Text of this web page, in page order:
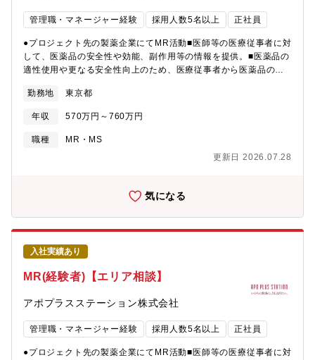
管理職・マネージャー経験 採用人数5名以上 正社員
●プロジェクト先の製薬企業にてMR活動■医師等の医療従事者に対
して、医薬品の安全性や効能、副作用等の情報を提供。■医薬品の
適性使用や更なる安全性向上のため、医療従事者から医薬品の情
外資系大手製薬メーカーや海外大手の日本スタートアップなど多
彩【当社の魅力】■業界リーディングカンパニーとしてオンコロジ
ー・免疫・神経系など、スペシャリティ領域のプロジェクト数も
豊富■製薬メーカー出身でMR育成のスペシャリストを揃え、専門
とした専門領域講師陣による研修制度が充実・APS
プログラムあり）・APS STUDY PLUS for MR、医療経営士の資
格取得支援等のビジネスコース（医療業界の知識習得也最新情報
のアップデート）・APS SKILL CAMP（MRとして必要なスキル
の習得）■将来的にクオール薬局を始めとしたクオールホールディ
ングス全体での活躍も視野に入れたキャリア形成が可能です。
勤務地 東京都
年収 570万円～760万円
職種
MR・MS
更新日 2026.07.28
気になる
入社実績あり
MR(経験者)【エリア相談】
アポプラスステーション株式会社
管理職・マネージャー経験 採用人数5名以上 正社員
●プロジェクト先の製薬企業にてMR活動■医師等の医療従事者に対